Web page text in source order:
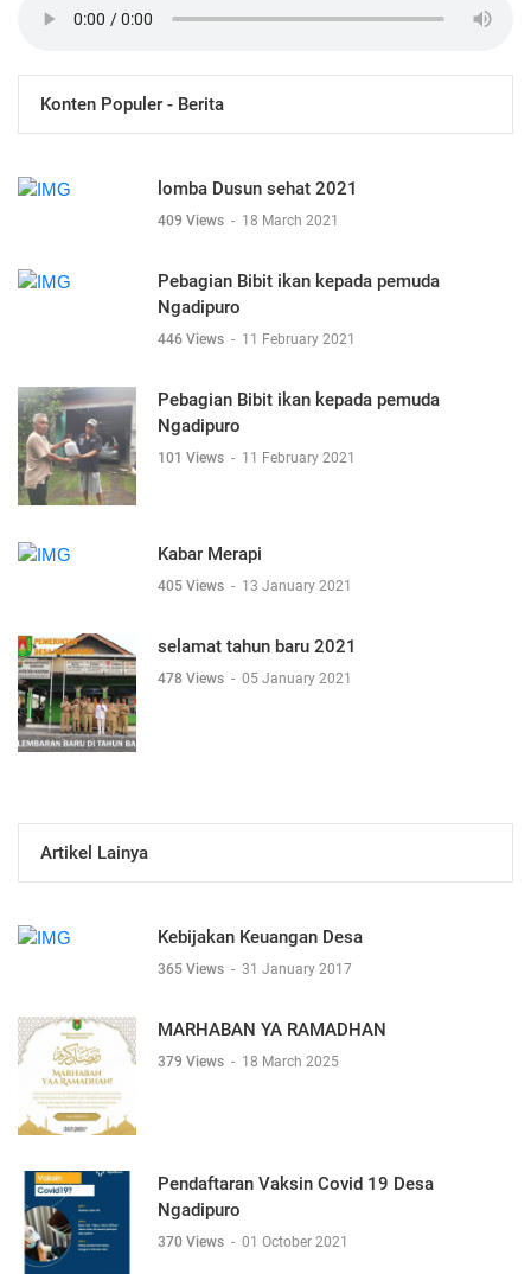
Konten Populer - Berita
lomba Dusun sehat 2021
409 Views - 18 March 2021
Pebagian Bibit ikan kepada pemuda
Ngadipuro
446 Views - 11 February 2021
Pebagian Bibit ikan kepada pemuda
Ngadipuro
101 Views - 11 February 2021
Kabar Merapi
405 Views - 13 January 2021
selamat tahun baru 2021
478 Views - 05 January 2021
Artikel Lainya
Kebijakan Keuangan Desa
365 Views - 31 January 2017
MARHABAN YA RAMADHAN
379 Views - 18 March 2025
Pendaftaran Vaksin Covid 19 Desa
Ngadipuro
370 Views - 01 October 2021